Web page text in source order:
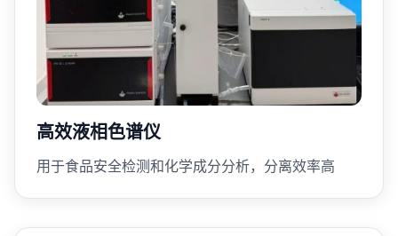
高效液相色谱仪
用于食品安全检测和化学成分分析，分离效率高